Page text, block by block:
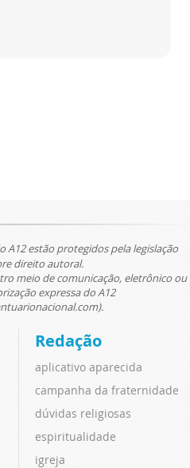
A12 estão protegidos pela legislação
direito autoral.
meio de comunicação, eletrônico ou
expressa do A12
Redação
aplicativo aparecida
campanha da fraternidade
dúvidas religiosas
espiritualidade
igreja